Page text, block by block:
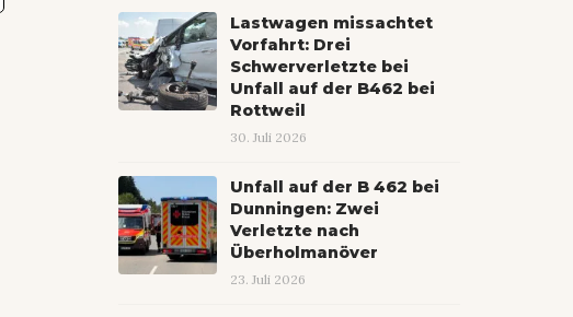
Lastwagen missachtet
Vorfahrt: Drei
Schwerverletzte bei
Unfall auf der B462 bei
Rottweil
30. Juli 2026
Unfall auf der B 462 bei
Dunningen: Zwei
Verletzte nach
Überholmanöver
23. Juli 2026